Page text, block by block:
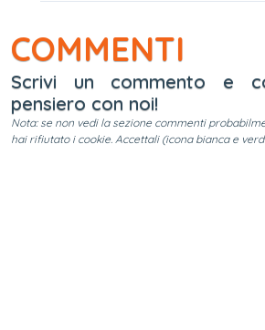
COMMENTI
Scrivi un commento e
pensiero con noi!
Nota: se non vedi la sezione commenti
hai rifiutato i cookie. Accettali (icona bianca e